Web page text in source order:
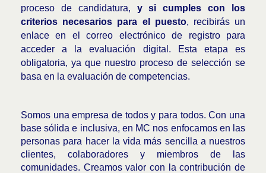
proceso de candidatura, y si cumples con los
criterios necesarios para el puesto, recibirás un
enlace en el correo electrónico de registro para
acceder a la evaluación digital. Esta etapa es
obligatoria, ya que nuestro proceso de selección se
basa en la evaluación de competencias.
Somos una empresa de todos y para todos. Con una
base sólida e inclusiva, en MC nos enfocamos en las
personas para hacer la vida más sencilla a nuestros
clientes, colaboradores y miembros de las
comunidades. Creamos valor con la contribución de